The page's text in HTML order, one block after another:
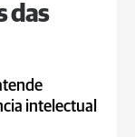
das
intelectual